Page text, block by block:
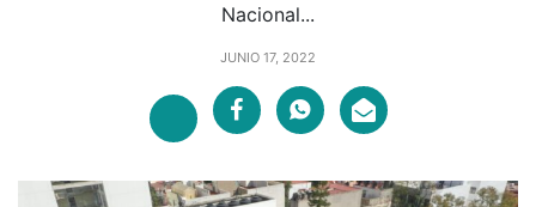
Nacional...
JUNIO 17, 2022